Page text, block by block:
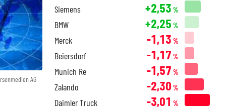
AG
Siemens +2,53 %
BMW +2,25 %
Merck -1,13 %
Beiersdorf -1,17 %
Munich Re -1,57 %
Zalando -2,30 %
Daimler Truck -3,01 %